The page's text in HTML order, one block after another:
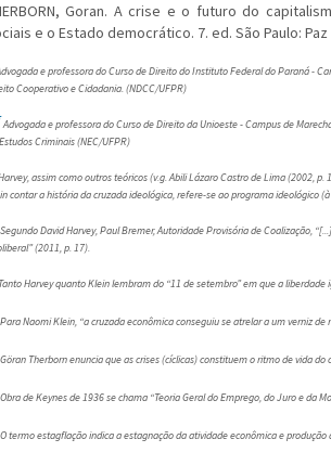
Goran. A crise e o futuro do
e o Estado democrático. 7. ed. São Paulo: Paz
e professora do Curso de Direito do Instituto Federal do Paraná -
Cooperativo e Cidadania. (NDCC/UFPR)
Advogada e professora do Curso de Direito da Unioeste - Campus de
Criminais (NEC/UFPR)
assim como outros teóricos (v.g. Abili Lázaro Castro de Lima (2002,
contar a história da cruzada ideológica, refere-se ao programa ideológico
Segundo David Harvey, Paul Bremer, Autoridade Provisória de Coalização,
(2011, p. 17).
Tanto Harvey quanto Klein lembram do “11 de setembro” em que a
Para Naomi Klein, “a cruzada econômica conseguiu se atrelar a um verniz
Göran Therborn enuncia que as crises (cíclicas) constituem o ritmo de vida do
Obra de Keynes de 1936 se chama “Teoria Geral do Emprego, do Juro e da
O termo estagflação indica a estagnação da atividade econômica e